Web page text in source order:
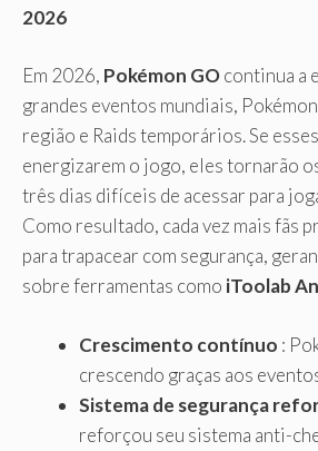
2026
Em 2026, Pokémon GOcontinua a
grandes eventos mundiais,
região e Raids temporários. Se
energizarem o jogo, eles tornarão
três dias difíceis de acessar para
Como resultado, cada vez mais fãs
para trapacear com segurança,
sobre ferramentas como iToolab
Crescimento contínuo :
crescendo graças aos
Sistema de segurança
reforçou seu sistema anti-